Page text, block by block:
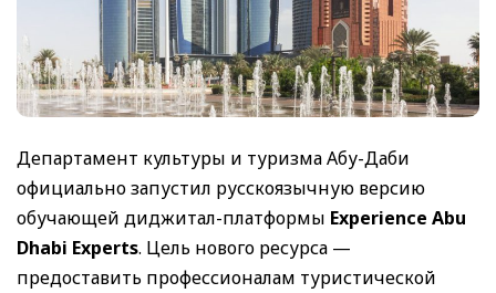
Департамент культуры и туризма Абу-Даби
официально запустил русскоязычную версию
обучающей диджитал-платформы Experience Abu
Dhabi Experts. Цель нового ресурса —
предоставить профессионалам туристической